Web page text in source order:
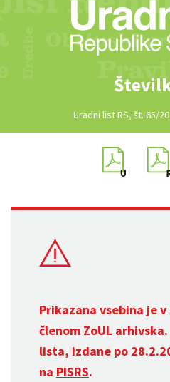
Uradni list RS, št. 65/
Prikazana vsebina je v
členom ZoUL
lista, izdane po
na PISRS.